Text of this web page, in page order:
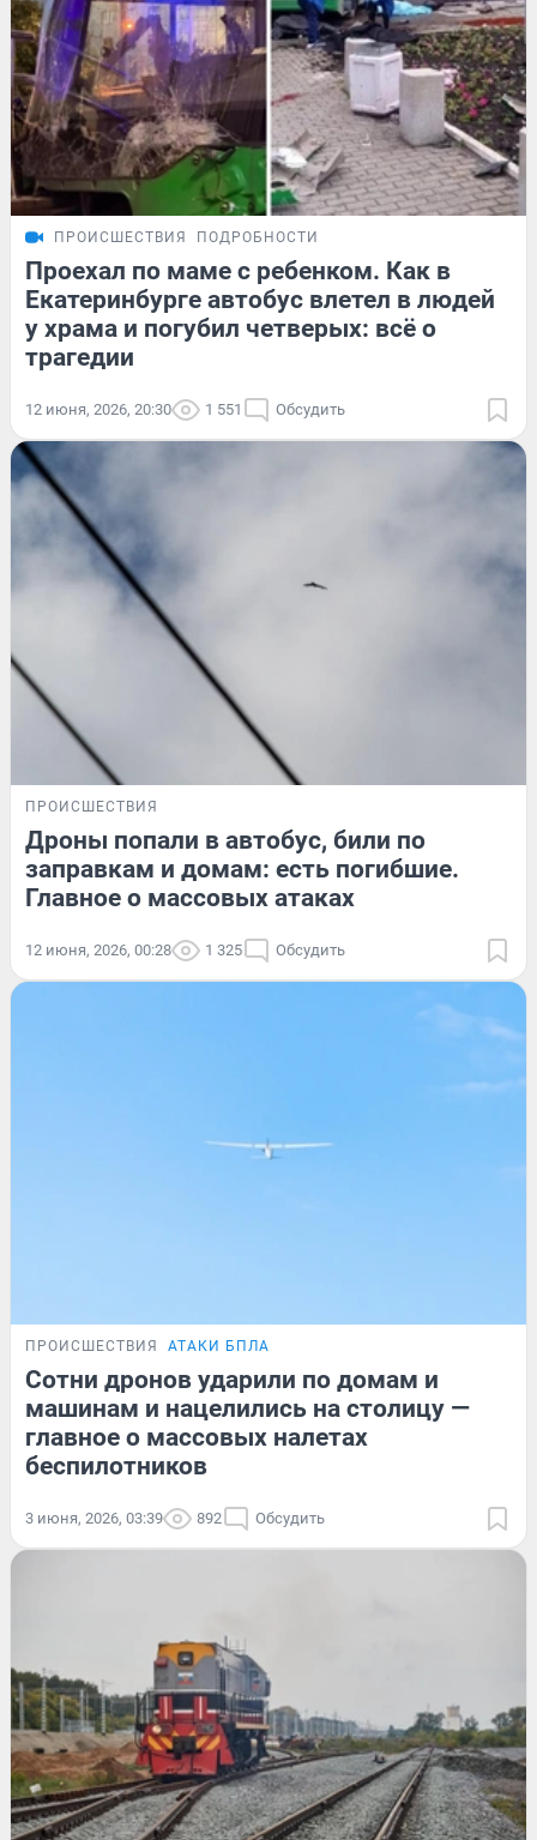
ПРОИСШЕСТВИЯ ПОДРОБНОСТИ
Проехал по маме с ребенком. Как в
Екатеринбурге автобус влетел в людей
у храма и погубил четверых: всё о
трагедии
12 июня, 2026, 20:30 1 551 Обсудить
ПРОИСШЕСТВИЯ
Дроны попали в автобус, били по
заправкам и домам: есть погибшие.
Главное о массовых атаках
12 июня, 2026, 00:28 1 325 Обсудить
ПРОИСШЕСТВИЯ АТАКИ БПЛА
Сотни дронов ударили по домам и
машинам и нацелились на столицу —
главное о массовых налетах
беспилотников
3 июня, 2026, 03:39 892 Обсудить